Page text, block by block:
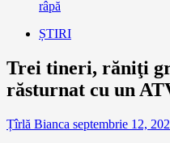
râpă
ȘTIRI
Trei tineri, răniţi
răsturnat cu un
Țîrlă Bianca septembrie 12,